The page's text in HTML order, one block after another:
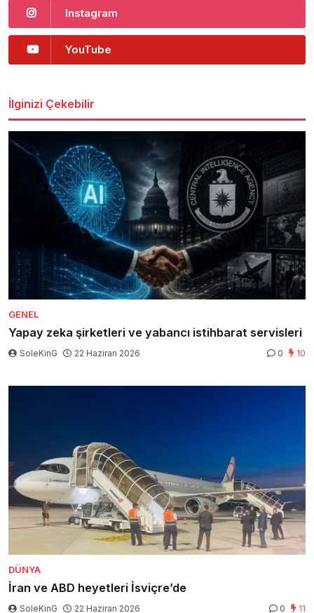
Instagram
YouTube
İlginizi Çekebilir
GENEL
Yapay zeka şirketleri ve yabancı istihbarat servisleri
SoleKinG 22 Haziran 2026 0 10
DÜNYA
İran ve ABD heyetleri İsviçre’de
SoleKinG 22 Haziran 2026 0 11